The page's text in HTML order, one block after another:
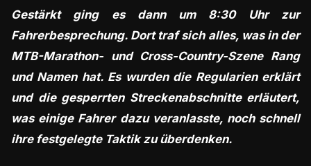
Gestärkt ging es dann um 8:30 Uhr zur
Fahrerbesprechung. Dort traf sich alles, was in der
MTB-Marathon- und Cross-Country-Szene Rang
und Namen hat. Es wurden die Regularien erklärt
und die gesperrten Streckenabschnitte erläutert,
was einige Fahrer dazu veranlasste, noch schnell
ihre festgelegte Taktik zu überdenken.